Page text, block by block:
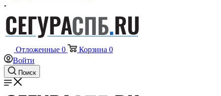
Отложенные 0 Корзина 0
Войти
Поиск